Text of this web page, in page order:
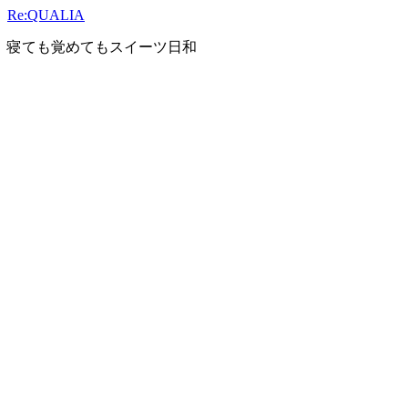
Skip
content
Re:QUALIA
寝ても覚めてもスイーツ日和